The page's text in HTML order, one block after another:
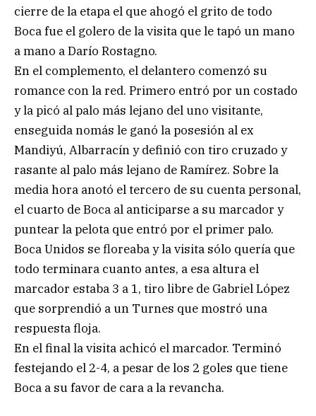
cierre de la etapa el que ahogó el grito de todo
Boca fue el golero de la visita que le tapó un mano
a mano a Darío Rostagno.
En el complemento, el delantero comenzó su
romance con la red. Primero entró por un costado
y la picó al palo más lejano del uno visitante,
enseguida nomás le ganó la posesión al ex
Mandiyú, Albarracín y definió con tiro cruzado y
rasante al palo más lejano de Ramírez. Sobre la
media hora anotó el tercero de su cuenta personal,
el cuarto de Boca al anticiparse a su marcador y
puntear la pelota que entró por el primer palo.
Boca Unidos se floreaba y la visita sólo quería que
todo terminara cuanto antes, a esa altura el
marcador estaba 3 a 1, tiro libre de Gabriel López
que sorprendió a un Turnes que mostró una
respuesta floja.
En el final la visita achicó el marcador. Terminó
festejando el 2-4, a pesar de los 2 goles que tiene
Boca a su favor de cara a la revancha.